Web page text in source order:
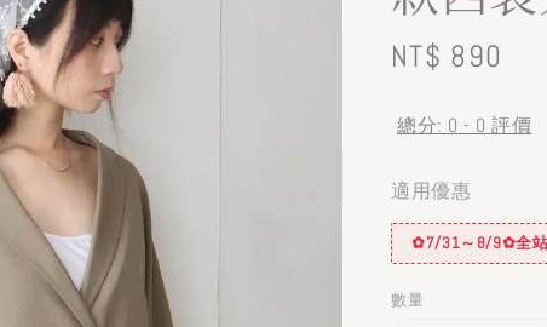
Regular
NT$ 890
總分: 0 - 0 評價
適用優惠
✿7/31～8/9✿全站
數量